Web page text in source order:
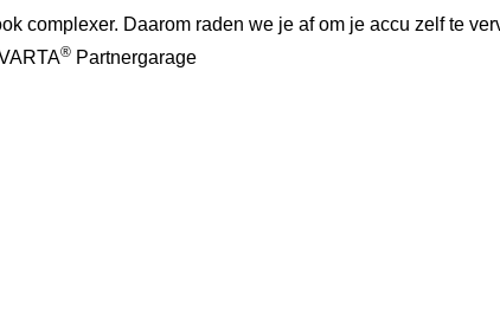
complexer. Daarom raden we je af om je accu zelf te
® Partnergarage